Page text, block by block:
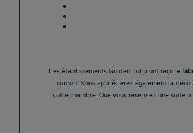
Les établissements Golden Tulip ont reçu le
confort. Vous apprécierez également la
votre chambre. Que vous réserviez une suite